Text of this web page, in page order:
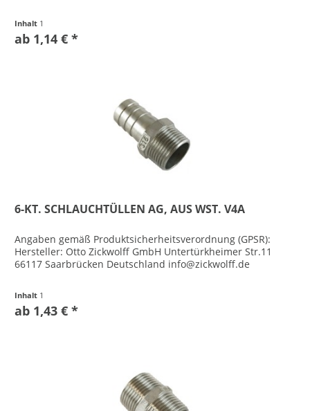
Inhalt 1
ab 1,14 € *
6-KT. SCHLAUCHTÜLLEN AG, AUS WST. V4A
Angaben gemäß Produktsicherheitsverordnung (GPSR):
Hersteller: Otto Zickwolff GmbH Untertürkheimer Str.11
66117 Saarbrücken Deutschland info@zickwolff.de
Inhalt 1
ab 1,43 € *